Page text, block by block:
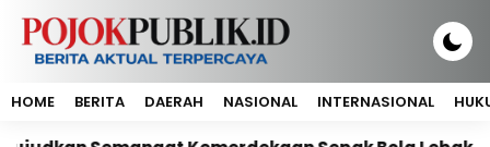
HOME BERITA DAERAH NASIONAL INTERNASIONAL